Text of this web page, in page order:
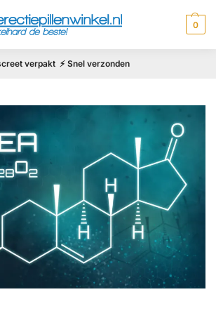
0
verpakt ⚡ Snel verzonden